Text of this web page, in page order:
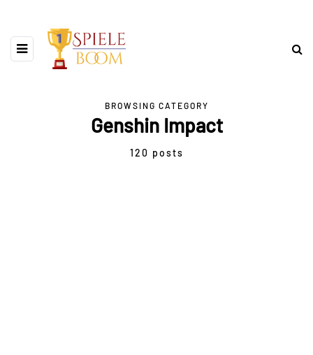
BROWSING CATEGORY
Genshin Impact
120 posts